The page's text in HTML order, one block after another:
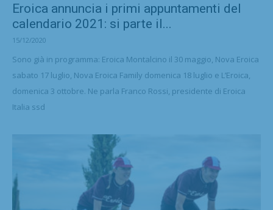
Eroica annuncia i primi appuntamenti del
calendario 2021: si parte il...
15/12/2020
Sono già in programma: Eroica Montalcino il 30 maggio, Nova Eroica
sabato 17 luglio, Nova Eroica Family domenica 18 luglio e L’Eroica,
domenica 3 ottobre. Ne parla Franco Rossi, presidente di Eroica
Italia ssd